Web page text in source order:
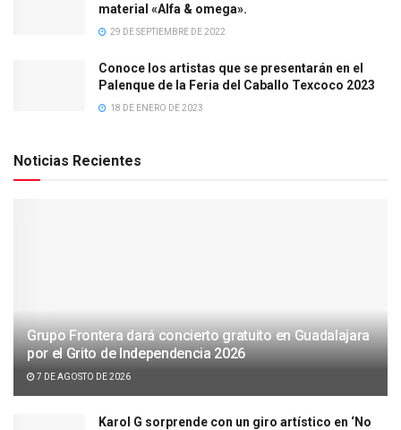
material «Alfa & omega».
29 DE SEPTIEMBRE DE 2022
Conoce los artistas que se presentarán en el
Palenque de la Feria del Caballo Texcoco 2023
18 DE ENERO DE 2023
Noticias Recientes
Grupo Frontera dará concierto gratuito en Guadalajara
por el Grito de Independencia 2026
7 DE AGOSTO DE 2026
Karol G sorprende con un giro artístico en ‘No